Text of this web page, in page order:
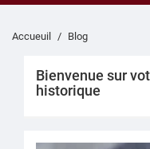
Accueuil Blog
Bienvenue sur
historique